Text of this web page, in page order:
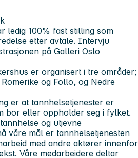
ledig 100% fast stilling som
etter avtale. Intervju
på Galleri Oslo
er organisert i tre områder;
og Follo, og Nedre
er at tannhelsetjenester er
bor eller oppholder seg i fylket.
og utjevne
våre mål er tannhelsetjenesten
med andre aktører innenfor
Våre medarbeidere deltar